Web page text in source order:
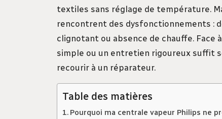
textiles sans réglage de température.
rencontrent des dysfonctionnements :
clignotant ou absence de chauffe. Face
simple ou un entretien rigoureux suffit
recourir à un réparateur.
Table des matières
Pourquoi ma centrale vapeur Philips ne